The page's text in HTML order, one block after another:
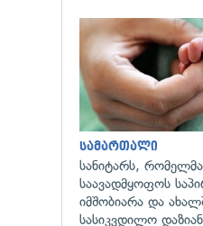
სამართალი
სანიტარს,
საავადმყოფოს
იმშობიარა და
სასიკვდილო